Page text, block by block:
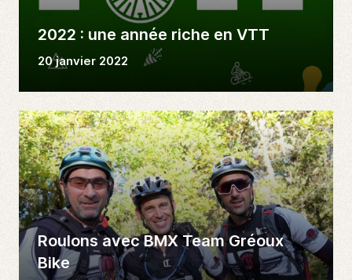
2022 : une année riche en VTT
20 janvier 2022
Roulons avec BMX Team Gréoux
Bike